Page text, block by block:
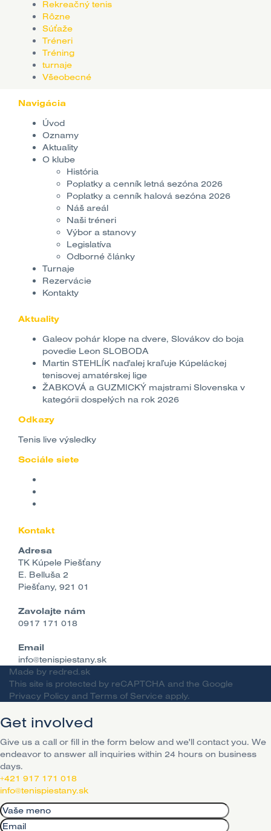
Rekreačný tenis
Rôzne
Súťaže
Tréneri
Tréning
turnaje
Všeobecné
Navigácia
Úvod
Oznamy
Aktuality
O klube
História
Poplatky a cenník letná sezóna 2026
Poplatky a cenník halová sezóna 2026
Náš areál
Naši tréneri
Výbor a stanovy
Legislatíva
Odborné články
Turnaje
Rezervácie
Kontakty
Aktuality
Galeov pohár klope na dvere, Slovákov do boja
povedie Leon SLOBODA
Martin STEHLÍK naďalej kraľuje Kúpeláckej
tenisovej amatérskej lige
ŽABKOVÁ a GUZMICKÝ majstrami Slovenska v
kategórii dospelých na rok 2026
Odkazy
Tenis live výsledky
Sociále siete
Kontakt
Adresa
TK Kúpele Piešťany
E. Belluša 2
Piešťany, 921 01
Zavolajte nám
0917 171 018
Email
info@tenispiestany.sk
Made by redred.sk
This site is protected by reCAPTCHA and the Google
Privacy Policy and Terms of Service apply.
Get involved
Give us a call or fill in the form below and we'll contact you. We
endeavor to answer all inquiries within 24 hours on business
days.
+421 917 171 018
info@tenispiestany.sk